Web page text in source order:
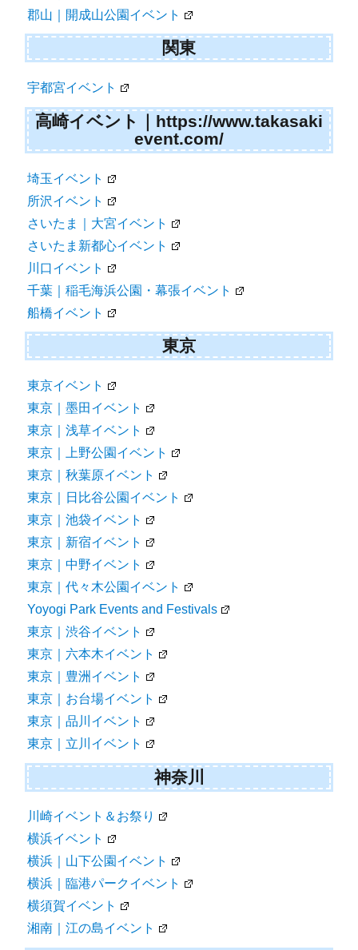
郡山｜開成山公園イベント
関東
宇都宮イベント
高崎イベント｜https://www.takasaki
event.com/
埼玉イベント
所沢イベント
さいたま｜大宮イベント
さいたま新都心イベント
川口イベント
千葉｜稲毛海浜公園・幕張イベント
船橋イベント
東京
東京イベント
東京｜墨田イベント
東京｜浅草イベント
東京｜上野公園イベント
東京｜秋葉原イベント
東京｜日比谷公園イベント
東京｜池袋イベント
東京｜新宿イベント
東京｜中野イベント
東京｜代々木公園イベント
Yoyogi Park Events and Festivals
東京｜渋谷イベント
東京｜六本木イベント
東京｜豊洲イベント
東京｜お台場イベント
東京｜品川イベント
東京｜立川イベント
神奈川
川崎イベント＆お祭り
横浜イベント
横浜｜山下公園イベント
横浜｜臨港パークイベント
横須賀イベント
湘南｜江の島イベント